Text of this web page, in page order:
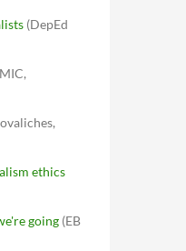
(DepEd
ethics
going (EB